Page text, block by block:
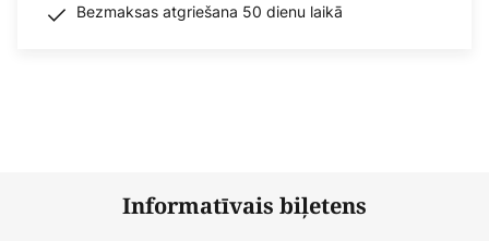
Bezmaksas atgriešana 50 dienu laikā
Informatīvais biļetens